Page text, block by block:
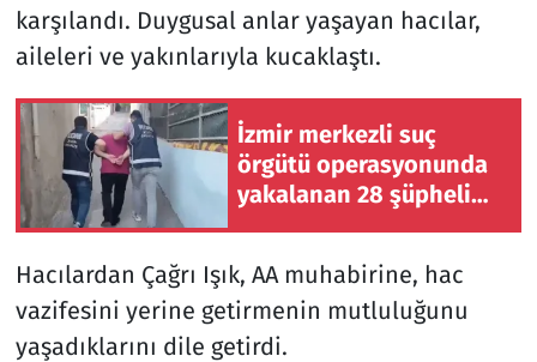
karşılandı. Duygusal anlar yaşayan hacılar,
aileleri ve yakınlarıyla kucaklaştı.
İzmir merkezli suç
örgütü operasyonunda
yakalanan 28 şüpheli
Hacılardan Çağrı Işık, AA muhabirine, hac
vazifesini yerine getirmenin mutluluğunu
yaşadıklarını dile getirdi.